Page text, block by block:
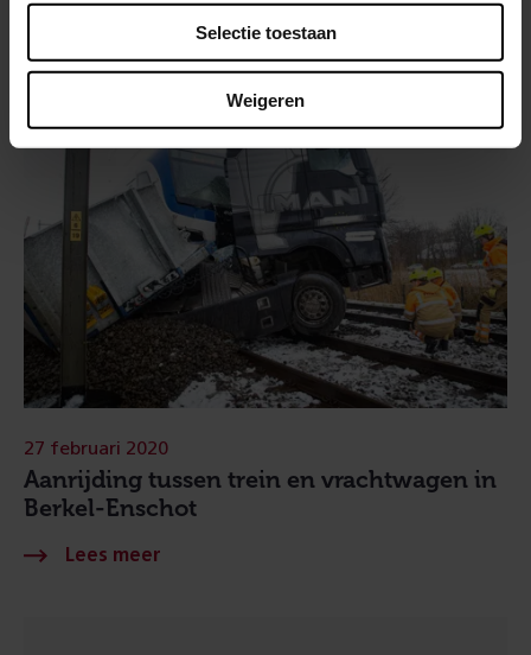
Selectie toestaan
Weigeren
Aanrijding tussen trein en vrachtwagen in
Berkel-Enschot
27 februari 2020